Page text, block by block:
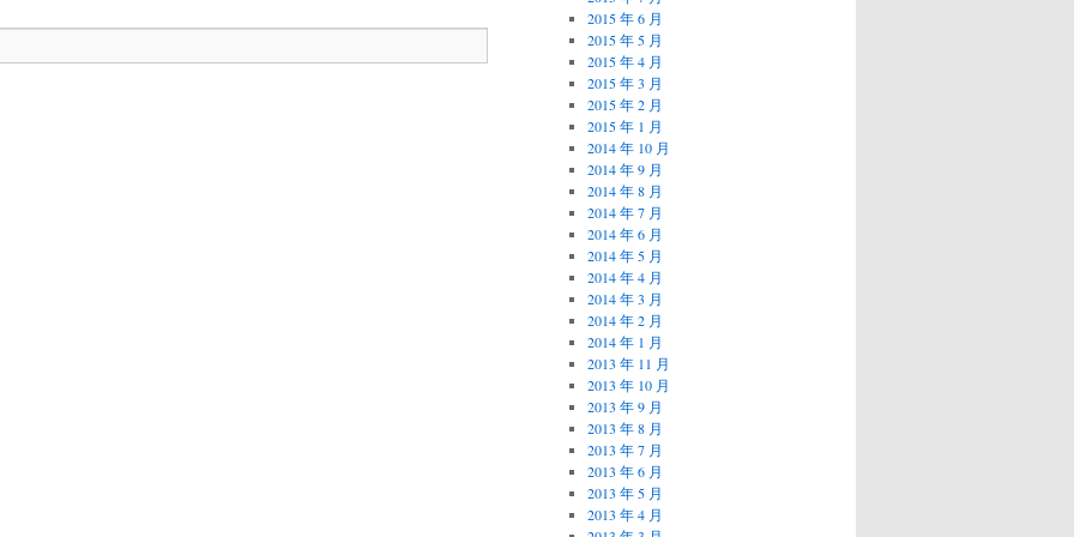
2015 年 6 月
2015 年 5 月
2015 年 4 月
2015 年 3 月
2015 年 2 月
2015 年 1 月
2014 年 10 月
2014 年 9 月
2014 年 8 月
2014 年 7 月
2014 年 6 月
2014 年 5 月
2014 年 4 月
2014 年 3 月
2014 年 2 月
2014 年 1 月
2013 年 11 月
2013 年 10 月
2013 年 9 月
2013 年 8 月
2013 年 7 月
2013 年 6 月
2013 年 5 月
2013 年 4 月